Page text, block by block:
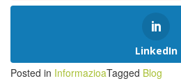
LinkedIn
Posted in InformazioaTagged Blog